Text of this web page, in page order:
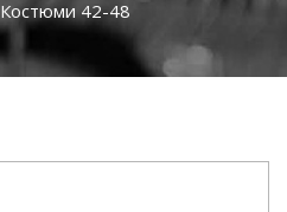
Костюми 42-48